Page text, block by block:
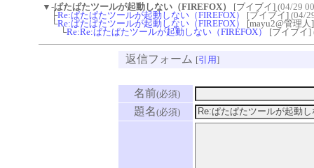
▼ -ぱたぱたツールが起動しない（FIREFOX） [ブイブイ] (04/29
├Re:ぱたぱたツールが起動しない（FIREFOX） [ブイブイ] (04/
└Re:ぱたぱたツールが起動しない（FIREFOX）
[mayu2@管理
└Re:Re:ぱたぱたツールが起動しない（FIREFOX） [ブイブイ]
返信フォーム [引用]
名前(必須)
題名(必須)